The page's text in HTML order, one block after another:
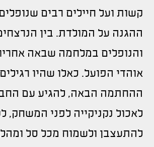
קשות ועל חיילים רבים
ההגנה על המולדת. בין
והנופלים במלחמה שבאה
אוהדי הפועל. כאלו שהיו
ההחתמה הבאה, להגיע עם
לאכול נקניקייה לפני המשחק,
להתעצבן ולשמוח מכל סל